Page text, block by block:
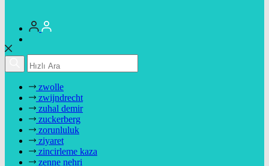
zwolle
zwijndrecht
zuhal demir
zuckerberg
zorunluluk
ziyaret
zincirleme kaza
zenne nehri